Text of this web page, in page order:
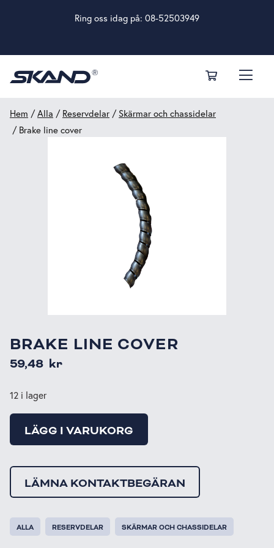
Ring oss idag på: 08-52503949
Hem /Alla / Reservdelar / Skärmar och chassidelar
/ Brake line cover
BRAKE LINE COVER
59,48 kr
12 i lager
LÄGG I VARUKORG
LÄMNA KONTAKTBEGÄRAN
ALLA RESERVDELAR SKÄRMAR OCH CHASSIDELAR